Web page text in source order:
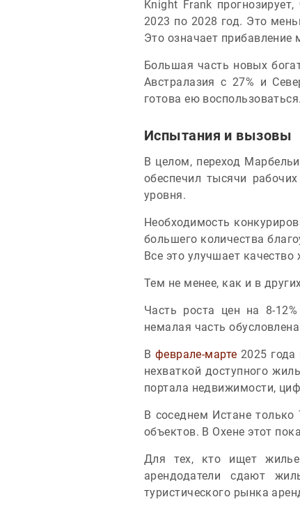
Knight Frank
2023 по 2028 год. Это
Это означает
Большая часть новых
Австралазия с 27% и
готова ею воспользоваться.
Испытания и вызовы
В целом, переход
обеспечил тысячи
уровня.
Необходимость
большего количества
Все это улучшает качество
Тем не менее, как и в
Часть роста цен на 8-
немалая часть
В феврале-марте 2025
нехваткой доступного
портала недвижимости,
В соседнем Истане
объектов. В Охене этот
Для тех, кто ищет
арендодатели сдают
туристического рынка